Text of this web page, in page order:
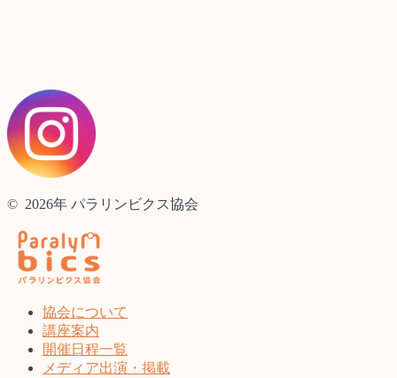
© 2026年 パラリンビクス協会
協会について
講座案内
開催日程一覧
メディア出演・掲載